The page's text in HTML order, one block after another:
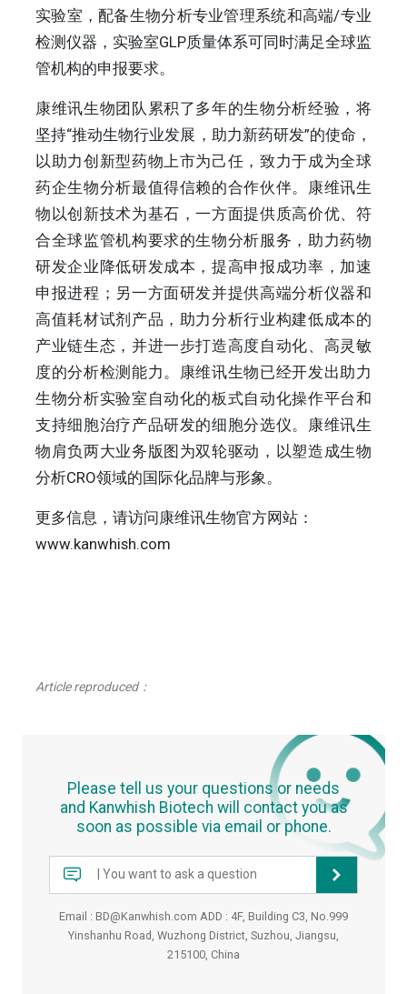
实验室，配备生物分析专业管理系统和高端/专业
检测仪器，实验室GLP质量体系可同时满足全球监
管机构的申报要求。
康维讯生物团队累积了多年的生物分析经验，将
坚持“推动生物行业发展，助力新药研发”的使命，
以助力创新型药物上市为己任，致力于成为全球
药企生物分析最值得信赖的合作伙伴。康维讯生
物以创新技术为基石，一方面提供质高价优、符
合全球监管机构要求的生物分析服务，助力药物
研发企业降低研发成本，提高申报成功率，加速
申报进程；另一方面研发并提供高端分析仪器和
高值耗材试剂产品，助力分析行业构建低成本的
产业链生态，并进一步打造高度自动化、高灵敏
度的分析检测能力。康维讯生物已经开发出助力
生物分析实验室自动化的板式自动化操作平台和
支持细胞治疗产品研发的细胞分选仪。康维讯生
物肩负两大业务版图为双轮驱动，以塑造成生物
分析CRO领域的国际化品牌与形象。
更多信息，请访问康维讯生物官方网站：
www.kanwhish.com
Article reproduced：
Please tell us your questions or needs
and Kanwhish Biotech will contact you as
soon as possible via email or phone.
Email : BD@Kanwhish.com ADD : 4F, Building C3, No.999
Yinshanhu Road, Wuzhong District, Suzhou, Jiangsu,
215100, China